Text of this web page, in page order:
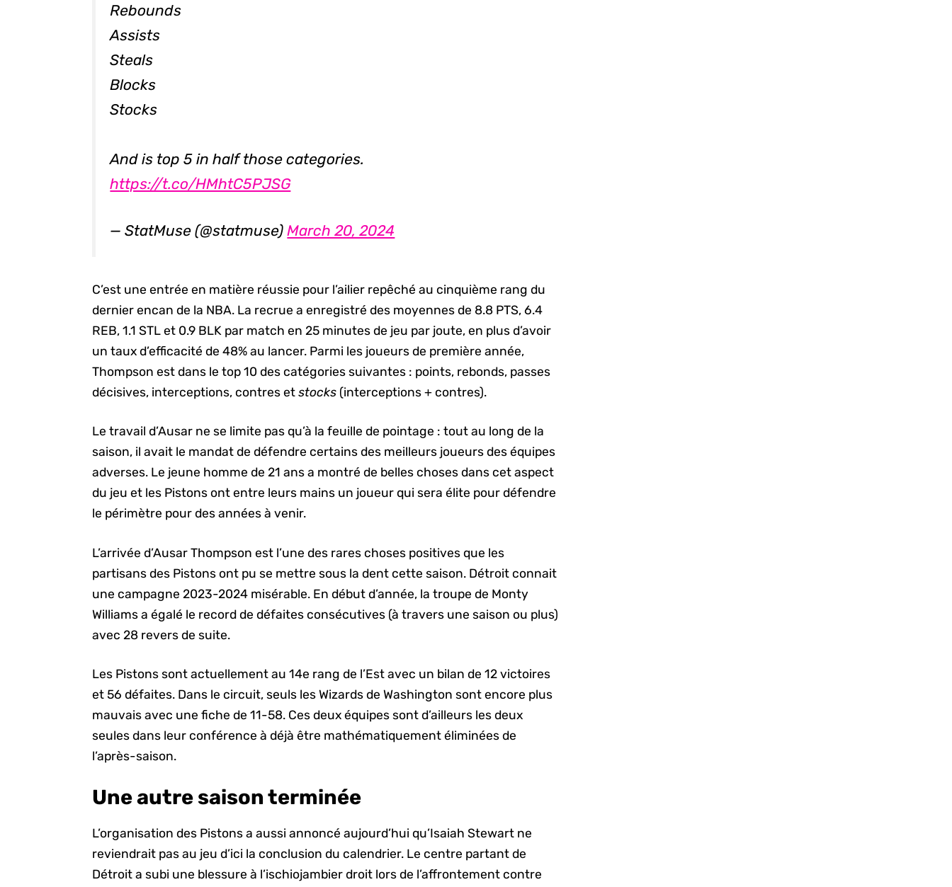
Rebounds
Assists
Steals
Blocks
Stocks
And is top 5 in half those categories.
https://t.co/HMhtC5PJSG
— StatMuse (@statmuse)March 20, 2024
C’est une entrée en matière réussie pour l’ailier repêché au cinquième rang du
dernier encan de la NBA. La recrue a enregistré des moyennes de 8.8 PTS, 6.4
REB, 1.1 STL et 0.9 BLK par match en 25 minutes de jeu par joute, en plus d’avoir
un taux d’efficacité de 48% au lancer. Parmi les joueurs de première année,
Thompson est dans le top 10 des catégories suivantes : points, rebonds, passes
décisives, interceptions, contres etstocks (interceptions + contres).
Le travail d’Ausar ne se limite pas qu’à la feuille de pointage : tout au long de la
saison, il avait le mandat de défendre certains des meilleurs joueurs des équipes
adverses. Le jeune homme de 21 ans a montré de belles choses dans cet aspect
du jeu et les Pistons ont entre leurs mains un joueur qui sera élite pour défendre
le périmètre pour des années à venir.
L’arrivée d’Ausar Thompson est l’une des rares choses positives que les
partisans des Pistons ont pu se mettre sous la dent cette saison. Détroit connait
une campagne 2023-2024 misérable. En début d’année, la troupe de Monty
Williams a égalé le record de défaites consécutives (à travers une saison ou plus)
avec 28 revers de suite.
Les Pistons sont actuellement au 14e rang de l’Est avec un bilan de 12 victoires
et 56 défaites. Dans le circuit, seuls les Wizards de Washington sont encore plus
mauvais avec une fiche de 11-58. Ces deux équipes sont d’ailleurs les deux
seules dans leur conférence à déjà être mathématiquement éliminées de
l’après-saison.
Une autre saison terminée
L’organisation des Pistons a aussi annoncé aujourd’hui qu’Isaiah Stewart ne
reviendrait pas au jeu d’ici la conclusion du calendrier. Le centre partant de
Détroit a subi une blessure à l’ischiojambier droit lors de l’affrontement contre